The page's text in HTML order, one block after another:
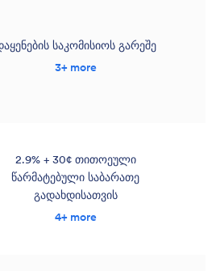
საკომისიოს გარეშე
3+ more
2.9% + 30¢ თითოეული
წარმატებული საბარათე
გადახდისათვის
4+ more